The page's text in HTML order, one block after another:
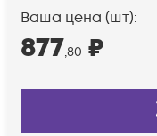
Ваша цена (шт):
877,80 ₽